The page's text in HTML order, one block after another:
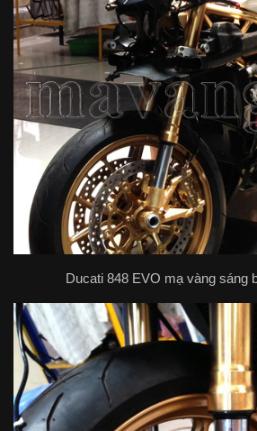
Ducati 848 EVO mạ vàng sáng